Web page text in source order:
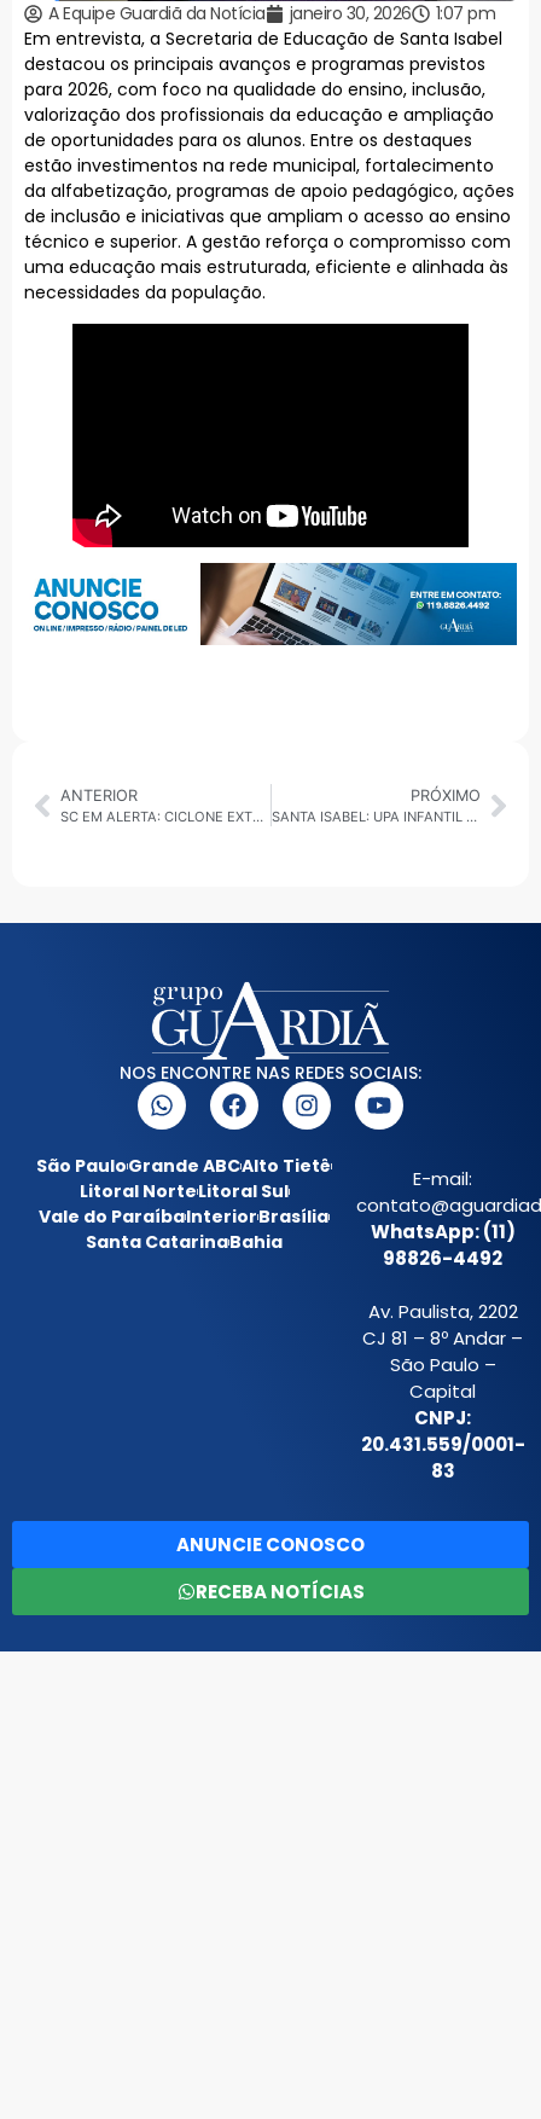
A Equipe Guardiã da Notícia janeiro 30, 2026
1:07 pm
Em entrevista, a Secretaria de Educação de Santa Isabel
destacou os principais avanços e programas previstos
para 2026, com foco na qualidade do ensino, inclusão,
valorização dos profissionais da educação e ampliação
de oportunidades para os alunos. Entre os destaques
estão investimentos na rede municipal, fortalecimento
da alfabetização, programas de apoio pedagógico, ações
de inclusão e iniciativas que ampliam o acesso ao ensino
técnico e superior. A gestão reforça o compromisso com
uma educação mais estruturada, eficiente e alinhada às
necessidades da população.
ANTERIOR
SC EM ALERTA: CICLONE EXTRATROPICAL, AVANÇOS NO CASO ORELHA E CONVOCAÇÃO ESCOLAR
PRÓXIMO
SANTA ISABEL: UPA INFANTIL SERÁ INAUGURADA EM 2 DE FEVEREIRO
NOS ENCONTRE NAS REDES SOCIAIS:
São PauloGrande ABCAlto Tietê
Litoral NorteLitoral Sul
Vale do ParaíbaInteriorBrasília
Santa CatarinaBahia
E-mail:
WhatsApp: (11)
98826-4492
Av. Paulista, 2202
CJ 81 – 8º Andar –
São Paulo –
Capital
CNPJ:
20.431.559/0001-
83
ANUNCIE CONOSCO
RECEBA NOTÍCIAS